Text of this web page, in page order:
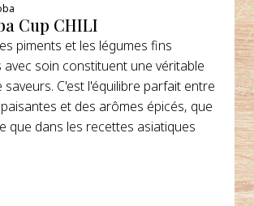
Cup CHILI
piments et les légumes fins
avec soin constituent une véritable
saveurs. C'est l'équilibre parfait entre
et des arômes épicés, que
que dans les recettes asiatiques